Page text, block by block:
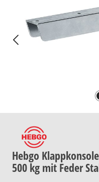
Hebgo
500 kg mit Feder